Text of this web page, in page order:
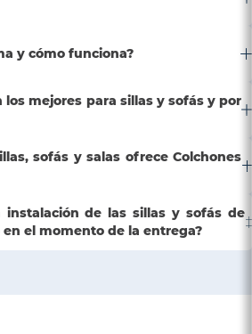
y cómo funciona?
los mejores para sillas y sofás y por
sofás y salas ofrece Colchones
instalación de las sillas y sofás de
en el momento de la entrega?